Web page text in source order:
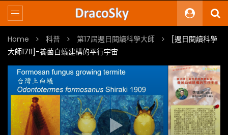
Home 科普 第17屆週日閱讀科學大師
[週日閱讀科學
大師1711]-養菌白蟻建構的平行宇宙